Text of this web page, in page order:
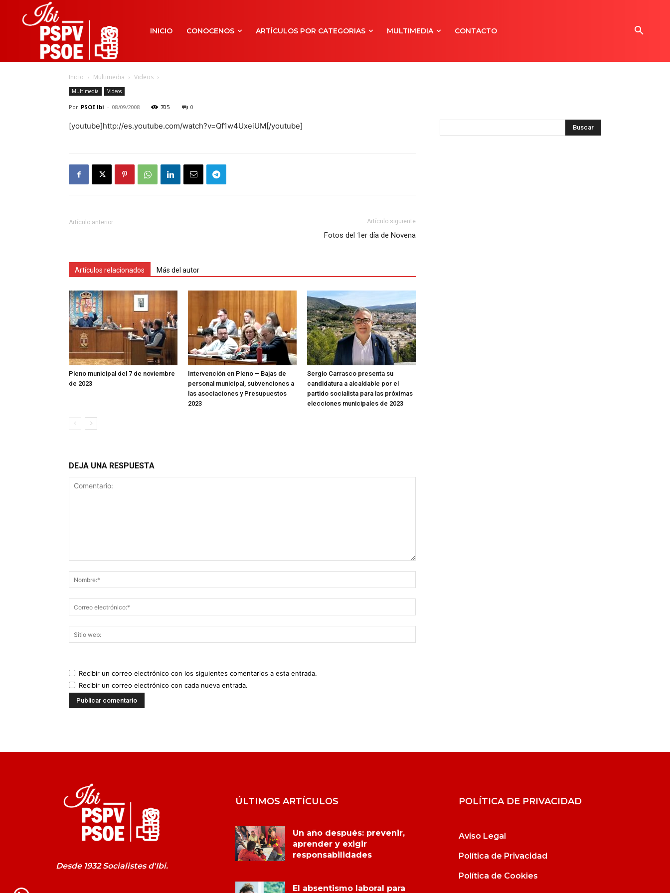
INICIO CONOCENOS ARTÍCULOS POR CATEGORIAS MULTIMEDIA CONTACTO
Inicio Multimedia Videos
Multimedia Videos
Por PSOE Ibi - 08/09/2008 705 0
[youtube]http://es.youtube.com/watch?v=Qf1w4UxeiUM[/youtube]
Artículo anterior Artículo siguiente
Fotos del 1er día de Novena
Artículos relacionados Más del autor
Pleno municipal del 7 de noviembre
de 2023
Intervención en Pleno – Bajas de
personal municipal, subvenciones a
las asociaciones y Presupuestos
2023
Sergio Carrasco presenta su
candidatura a alcaldable por el
partido socialista para las próximas
elecciones municipales de 2023
DEJA UNA RESPUESTA
Recibir un correo electrónico con los siguientes comentarios a esta entrada.
Recibir un correo electrónico con cada nueva entrada.
Desde 1932 Socialistes d'Ibi.
ÚLTIMOS ARTÍCULOS
Un año después: prevenir,
aprender y exigir
responsabilidades
El absentismo laboral para
POLÍTICA DE PRIVACIDAD
Aviso Legal
Política de Privacidad
Política de Cookies